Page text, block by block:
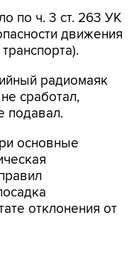
по ч. 3 ст. 263 УК
движения
радиомаяк
сработал,
подавал.
основные
отклонения от